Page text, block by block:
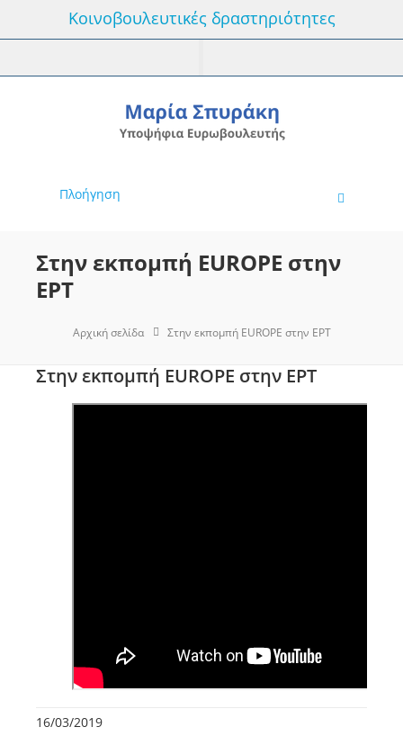
Κοινοβουλευτικές δραστηριότητες
Πλοήγηση
Στην εκπομπή EUROPE στην
ΕΡΤ
Αρχική σελίδα Στην εκπομπή EUROPE στην ΕΡΤ
Στην εκπομπή EUROPE στην ΕΡΤ
16/03/2019